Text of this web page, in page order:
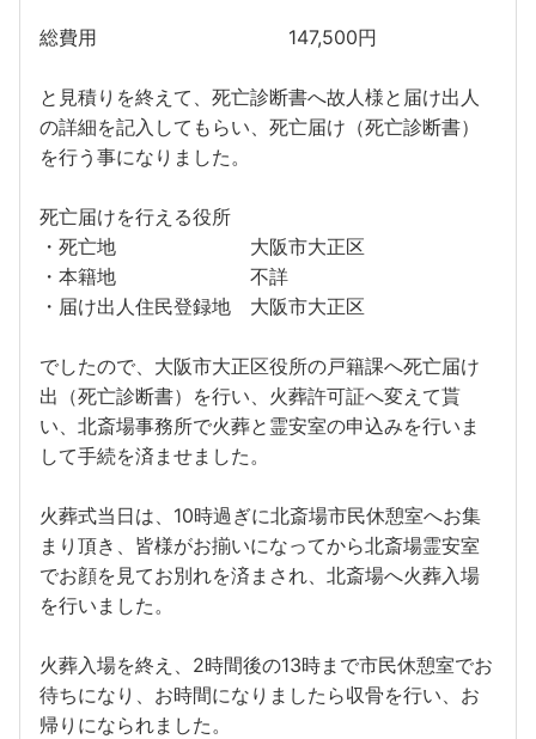
総費用 147,500円
と見積りを終えて、死亡診断書へ故人様と届け出人
の詳細を記入してもらい、死亡届け（死亡診断書）
を行う事になりました。
死亡届けを行える役所
・死亡地 大阪市大正区
・本籍地 不詳
・届け出人住民登録地 大阪市大正区
でしたので、大阪市大正区役所の戸籍課へ死亡届け
出（死亡診断書）を行い、火葬許可証へ変えて貰
い、北斎場事務所で火葬と霊安室の申込みを行いま
して手続を済ませました。
火葬式当日は、10時過ぎに北斎場市民休憩室へお集
まり頂き、皆様がお揃いになってから北斎場霊安室
でお顔を見てお別れを済まされ、北斎場へ火葬入場
を行いました。
火葬入場を終え、2時間後の13時まで市民休憩室でお
待ちになり、お時間になりましたら収骨を行い、お
帰りになられました。